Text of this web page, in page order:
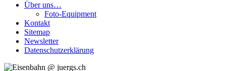
Über uns…
Foto-Equipment
Kontakt
Sitemap
Newsletter
Datenschutzerklärung